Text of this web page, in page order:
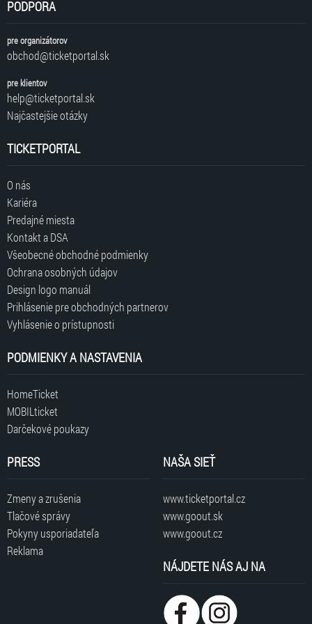
PODPORA
pre organizátorov
obchod@ticketportal.sk
pre klientov
help@ticketportal.sk
Najčastejšie otázky
TICKETPORTAL
O nás
Kariéra
Predajné miesta
Kontakt a DSA
Všeobecné obchodné podmienky
Ochrana osobných údajov
Design logo manuál
Prihlásenie pre obchodných partnerov
Vyhlásenie o prístupnosti
PODMIENKY A NASTAVENIA
HomeTicket
MOBILticket
Darčekové poukazy
PRESS
Zmeny a zrušenia
Tlačové správy
Pokyny usporiadateľa
Reklama
NAŠA SIEŤ
www.ticketportal.cz
www.goout.sk
www.goout.cz
NÁJDETE NÁS AJ NA